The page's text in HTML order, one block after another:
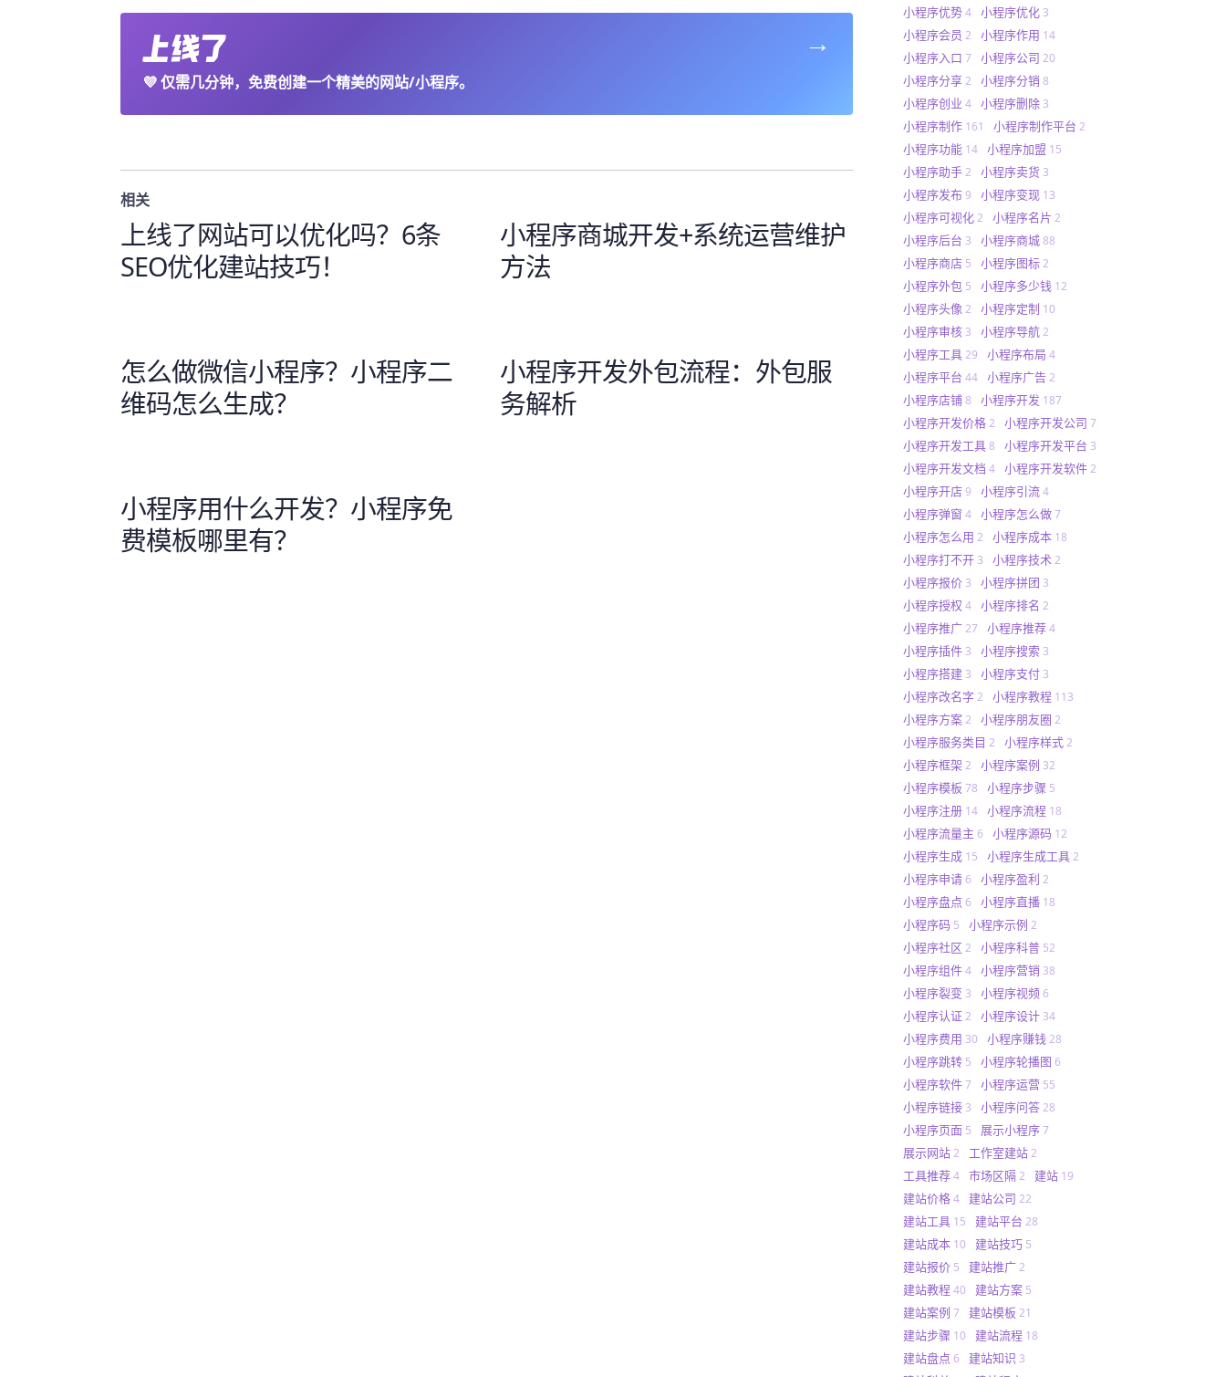
💜仅需几分钟，免费创建一个精美的网站/小程序。
→
相关
上线了网站可以优化吗？6条
SEO优化建站技巧！
小程序商城开发+系统运营维护
方法
怎么做微信小程序？小程序二
维码怎么生成？
小程序开发外包流程：外包服
务解析
小程序用什么开发？小程序免
费模板哪里有？
小程序优势 4 小程序优化 3
小程序会员 2 小程序作用 14
小程序入口 7 小程序公司 20
小程序分享 2 小程序分销 8
小程序创业 4 小程序删除 3
小程序制作 161 小程序制作平台 2
小程序功能 14 小程序加盟 15
小程序助手 2 小程序卖货 3
小程序发布 9 小程序变现 13
小程序可视化 2 小程序名片 2
小程序后台 3 小程序商城 88
小程序商店 5 小程序图标 2
小程序外包 5 小程序多少钱 12
小程序头像 2 小程序定制 10
小程序审核 3 小程序导航 2
小程序工具 29 小程序布局 4
小程序平台 44 小程序广告 2
小程序店铺 8 小程序开发 187
小程序开发价格 2 小程序开发公司 7
小程序开发工具 8 小程序开发平台 3
小程序开发文档 4 小程序开发软件 2
小程序开店 9 小程序引流 4
小程序弹窗 4 小程序怎么做 7
小程序怎么用 2 小程序成本 18
小程序打不开 3 小程序技术 2
小程序报价 3 小程序拼团 3
小程序授权 4 小程序排名 2
小程序推广 27 小程序推荐 4
小程序插件 3 小程序搜索 3
小程序搭建 3 小程序支付 3
小程序改名字 2 小程序教程 113
小程序方案 2 小程序朋友圈 2
小程序服务类目 2 小程序样式 2
小程序框架 2 小程序案例 32
小程序模板 78 小程序步骤 5
小程序注册 14 小程序流程 18
小程序流量主 6 小程序源码 12
小程序生成 15 小程序生成工具 2
小程序申请 6 小程序盈利 2
小程序盘点 6 小程序直播 18
小程序码 5 小程序示例 2
小程序社区 2 小程序科普 52
小程序组件 4 小程序营销 38
小程序裂变 3 小程序视频 6
小程序认证 2 小程序设计 34
小程序费用 30 小程序赚钱 28
小程序跳转 5 小程序轮播图 6
小程序软件 7 小程序运营 55
小程序链接 3 小程序问答 28
小程序页面 5 展示小程序 7
展示网站 2 工作室建站 2
工具推荐 4 市场区隔 2 建站 19
建站价格 4 建站公司 22
建站工具 15 建站平台 28
建站成本 10 建站技巧 5
建站报价 5 建站推广 2
建站教程 40 建站方案 5
建站案例 7 建站模板 21
建站步骤 10 建站流程 18
建站盘点 6 建站知识 3